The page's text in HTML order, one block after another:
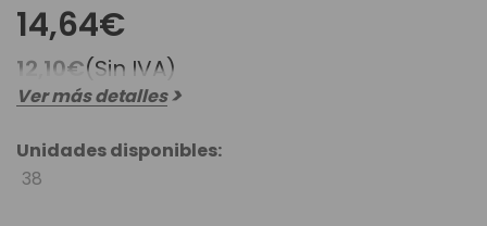
14,64€
12,10€(Sin IVA)
Ver más detalles
Unidades disponibles:
38